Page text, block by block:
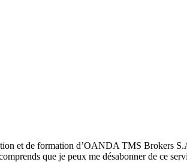
et de formation d’OANDA TMS Brokers
que je peux me désabonner de ce